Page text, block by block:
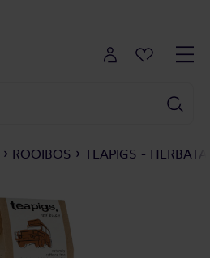
ROOIBOS TEAPIGS -